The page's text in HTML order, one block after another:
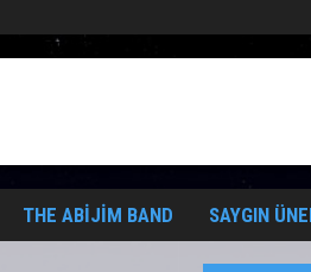
THE ABIJIM BAND SAYGIN